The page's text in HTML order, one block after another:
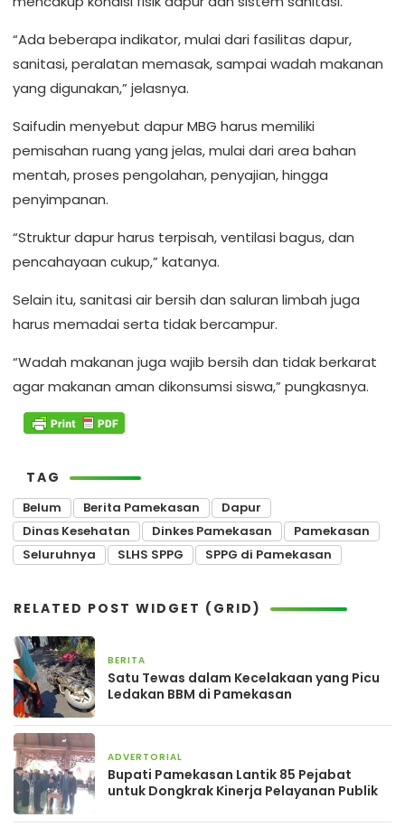
“Ada beberapa indikator, mulai dari fasilitas dapur,
sanitasi, peralatan memasak, sampai wadah makanan
yang digunakan,” jelasnya.
Saifudin menyebut dapur MBG harus memiliki
pemisahan ruang yang jelas, mulai dari area bahan
mentah, proses pengolahan, penyajian, hingga
penyimpanan.
“Struktur dapur harus terpisah, ventilasi bagus, dan
pencahayaan cukup,” katanya.
Selain itu, sanitasi air bersih dan saluran limbah juga
harus memadai serta tidak bercampur.
“Wadah makanan juga wajib bersih dan tidak berkarat
agar makanan aman dikonsumsi siswa,” pungkasnya.
TAG
Belum Berita Pamekasan
Dapur
Dinas Kesehatan
Dinkes Pamekasan
Pamekasan
Seluruhnya
SLHS SPPG SPPG di Pamekasan
RELATED POST WIDGET (GRID)
BERITA
Satu Tewas dalam Kecelakaan yang Picu
Ledakan BBM di Pamekasan
ADVERTORIAL
Bupati Pamekasan Lantik 85 Pejabat
untuk Dongkrak Kinerja Pelayanan Publik